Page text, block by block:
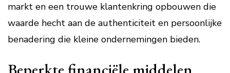
markt en een trouwe klantenkring opbouwen die
waarde hecht aan de authenticiteit en persoonlijke
benadering die kleine ondernemingen bieden.